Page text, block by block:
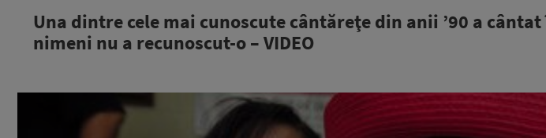
Una dintre cele mai cunoscute cântăreţe din anii ’90 a
nimeni nu a recunoscut-o – VIDEO